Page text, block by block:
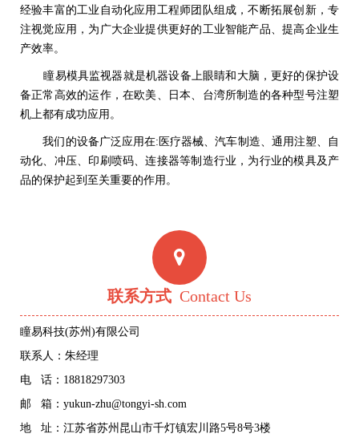
经验丰富的工业自动化应用工程师团队组成，不断拓展创新，专
注视觉应用，为广大企业提供更好的工业智能产品、提高企业生
产效率。
瞳易模具监视器就是机器设备上眼睛和大脑，更好的保护设
备正常高效的运作，在欧美、日本、台湾所制造的各种型号注塑
机上都有成功应用。
我们的设备广泛应用在:医疗器械、汽车制造、通用注塑、自
动化、冲压、印刷喷码、连接器等制造行业，为行业的模具及产
品的保护起到至关重要的作用。
联系方式 Contact Us
瞳易科技(苏州)有限公司
联系人：朱经理
电 话：18818297303
邮 箱：yukun-zhu@tongyi-sh.com
地 址：江苏省苏州昆山市千灯镇宏川路5号8号3楼